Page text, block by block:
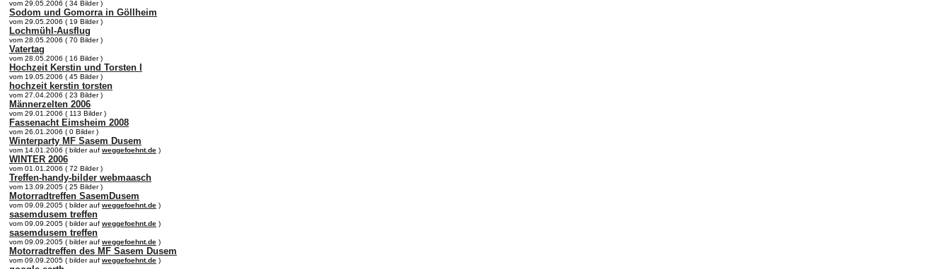
vom 29.05.2006 ( 34 Bilder )
Sodom und Gomorra in Göllheim
vom 29.05.2006 ( 19 Bilder )
Lochmühl-Ausflug
vom 28.05.2006 ( 70 Bilder )
Vatertag
vom 28.05.2006 ( 16 Bilder )
Hochzeit Kerstin und Torsten I
vom 19.05.2006 ( 45 Bilder )
hochzeit kerstin torsten
vom 27.04.2006 ( 23 Bilder )
Männerzelten 2006
vom 29.01.2006 ( 113 Bilder )
Fassenacht Eimsheim 2008
vom 26.01.2006 ( 0 Bilder )
Winterparty MF Sasem Dusem
vom 14.01.2006 ( bilder auf weggefoehnt.de )
WINTER 2006
vom 01.01.2006 ( 72 Bilder )
Treffen-handy-bilder webmaasch
vom 13.09.2005 ( 25 Bilder )
Motorradtreffen SasemDusem
vom 09.09.2005 ( bilder auf weggefoehnt.de )
sasemdusem treffen
vom 09.09.2005 ( bilder auf weggefoehnt.de )
sasemdusem treffen
vom 09.09.2005 ( bilder auf weggefoehnt.de )
Motorradtreffen des MF Sasem Dusem
vom 09.09.2005 ( bilder auf weggefoehnt.de )